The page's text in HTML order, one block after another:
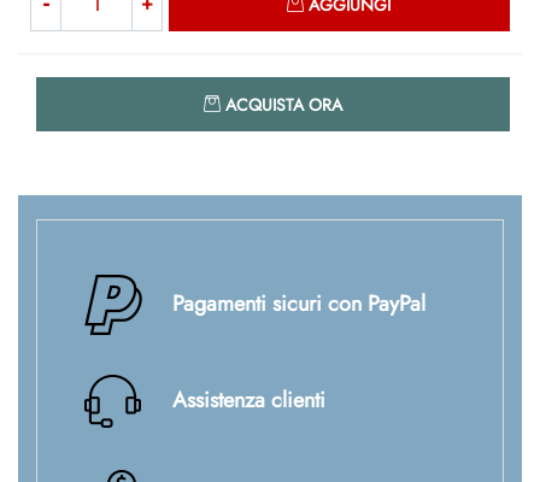
ACQUISTA ORA
Pagamenti sicuri con PayPal
Assistenza clienti